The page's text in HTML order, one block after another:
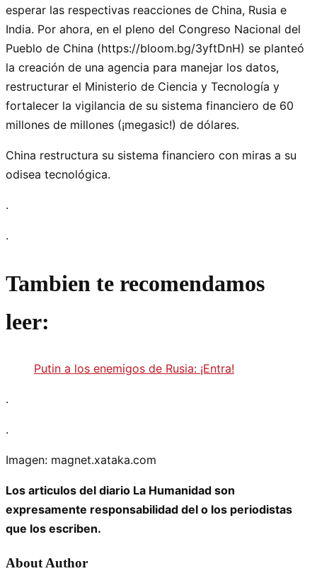
esperar las respectivas reacciones de China, Rusia e
India. Por ahora, en el pleno del Congreso Nacional del
Pueblo de China (https://bloom.bg/3yftDnH) se planteó
la creación de una agencia para manejar los datos,
restructurar el Ministerio de Ciencia y Tecnología y
fortalecer la vigilancia de su sistema financiero de 60
millones de millones (¡megasic!) de dólares.
China restructura su sistema financiero con miras a su
odisea tecnológica.
.
.
Tambien te recomendamos
leer:
Putin a los enemigos de Rusia: ¡Entra!
.
.
Imagen: magnet.xataka.com
Los articulos del diario La Humanidad son
expresamente responsabilidad del o los periodistas
que los escriben.
About Author